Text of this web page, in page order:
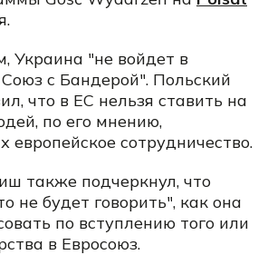
Украина "не войдет в
с Бандерой". Польский
что в ЕС нельзя ставить на
по его мнению,
сотрудничество.
также подчеркнул, что
не будет говорить", как она
по вступлению того или
в Евросоюз.